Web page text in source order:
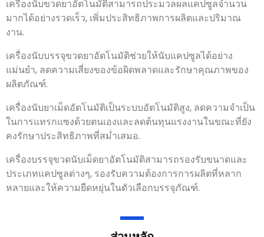
เครื่องนับขวดยาอัตโนมัติสามารถประมวลผลแคปซูลจำนวน
มากได้อย่างรวดเร็ว, เพิ่มประสิทธิภาพการผลิตและปริมาณ
เครื่องนับบรรจุขวดยาอัตโนมัติช่วยให้นับแคปซูลได้อย่าง
แม่นยำ, ลดความเสี่ยงของข้อผิดพลาดและรักษาคุณภาพของ
เครื่องนับยาเม็ดอัตโนมัติเป็นระบบอัตโนมัติสูง, ลดความจำเป็น
ในการแทรกแซงด้วยตนเองและลดต้นทุนแรงงานในขณะที่ยัง
เครื่องบรรจุขวดนับเม็ดยาอัตโนมัติสามารถรองรับขนาดและ
ประเภทแคปซูลต่างๆ, รองรับความต้องการการผลิตที่หลาก
หลายและให้ความยืดหยุ่นในตัวเลือกบรรจุภัณฑ์.